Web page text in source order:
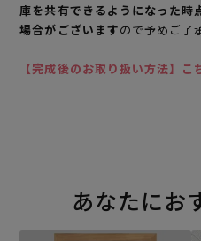
庫を共有できるようになった時
場合がございますので予めご了
【完成後のお取り扱い方法】こ
あなたにお